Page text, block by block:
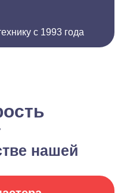
с 1993 года
нашей